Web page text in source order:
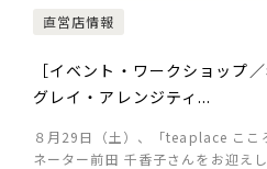
直営店情報
［イベント・ワークショップ
グレイ・アレンジティ...
８月29日（土）、「teaplace ここ
ネーター前田 千⾹⼦さんをお迎え